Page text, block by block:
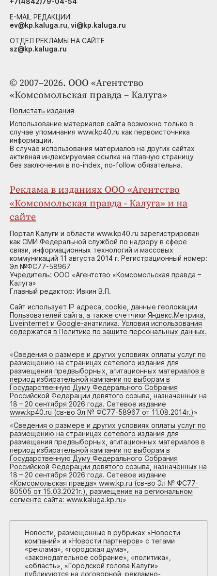
© 2007–2026. ООО «Агентство
«Комсомольская правда – Калуга»
Полистать издания
Использование материалов сайта возможно только в
случае упоминания www.kp40.ru как первоисточника
информации.
В случае использования материалов на других сайтах
активная индексируемая ссылка на главную страницу
без заключения в no-index, no-follow обязательна.
Реклама в изданиях ООО «Агентство
«Комсомольская правда - Калуга» и на
сайте
Портал Калуги и области www.kp40.ru зарегистрирован
как СМИ Федеральной службой по надзору в сфере
связи, информационных технологий и массовых
коммуникаций 11 августа 2014 г. Регистрационный номер:
Эл №ФС77-58967
Учредитель: ООО «Агентство «Комсомольская правда –
Калуга»
Главный редактор: Ивкин В.П.
Сайт использует IP адреса, cookie, данные геолокации
Пользователей сайта, а также счетчики Яндекс.Метрика,
Liveinternet и Google-анатилика. Условия использования
содержатся в Политике по защите персональных данных.
«Сведения о размере и других условиях оплаты услуг по
размещению на страницах сетевого издания для
размещения предвыборных, агитационных материалов в
период избирательной кампании по выборам в
Государственную Думу Федерального Собрания
Российской Федерации девятого созыва, назначенных на
18 – 20 сентября 2026 года. Сетевое издание
www.kp40.ru (св-во Эл № ФС77-58967 от 11.08.2014г.)»
«Сведения о размере и других условиях оплаты услуг по
размещению на страницах сетевого издания для
размещения предвыборных, агитационных материалов в
период избирательной кампании по выборам в
Государственную Думу Федерального Собрания
Российской Федерации девятого созыва, назначенных на
18 – 20 сентября 2026 года. Сетевое издание
«Комсомольская правда» www.kp.ru (св-во Эл № ФС77-
80505 от 15.03.2021г.), размещение на региональном
сегменте сайта: www.kaluga.kp.ru»
Новости, размещенные в рубриках «Новости
компаний» и «Новости партнеров» с тегами
«реклама», «городская дума»,
«законодательное собрание», «политика»,
«область», «Городской голова Калуги»
публикуются на договорной, рекламно-
E-MAIL РЕДАКЦИИ
ev@kp.kaluga.ru, vi@kp.kaluga.ru
ОТДЕЛ РЕКЛАМЫ НА САЙТЕ
sz@kp.kaluga.ru